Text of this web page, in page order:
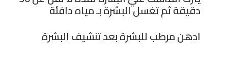
دقيقة ثم تغسل البشرة بـ مياه دافئة
ادهن مرطب للبشرة بعد تنشيف البشرة